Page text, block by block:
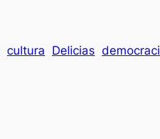
cultura Delicias